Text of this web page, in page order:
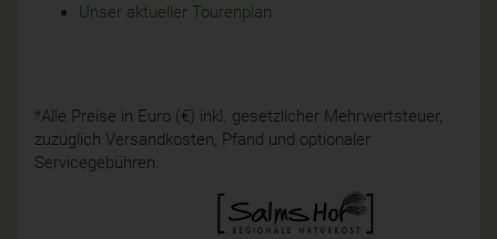
Unser aktueller Tourenplan
*Alle Preise in Euro (€) inkl. gesetzlicher Mehrwertsteuer,
zuzüglich Versandkosten, Pfand und optionaler
Servicegebühren.